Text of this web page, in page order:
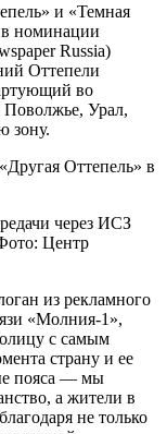
и «Темная
в номинации
Russia)
Оттепели
во
Поволжье, Урал,
зону.
через ИСЗ
Центр
из рекламного
«Молния-1»,
с самым
страну и ее
пояса — мы
а жители в
не только